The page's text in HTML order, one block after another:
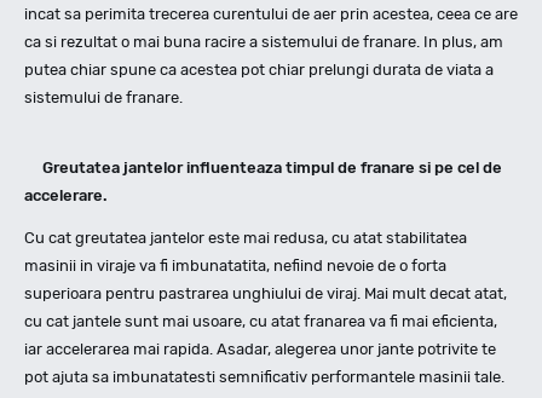
incat sa perimita trecerea curentului de aer prin acestea, ceea ce are
ca si rezultat o mai buna racire a sistemului de franare. In plus, am
putea chiar spune ca acestea pot chiar prelungi durata de viata a
sistemului de franare.
Greutatea jantelor influenteaza timpul de franare si pe cel de
accelerare.
Cu cat greutatea jantelor este mai redusa, cu atat stabilitatea
masinii in viraje va fi imbunatatita, nefiind nevoie de o forta
superioara pentru pastrarea unghiului de viraj. Mai mult decat atat,
cu cat jantele sunt mai usoare, cu atat franarea va fi mai eficienta,
iar accelerarea mai rapida. Asadar, alegerea unor jante potrivite te
pot ajuta sa imbunatatesti semnificativ performantele masinii tale.